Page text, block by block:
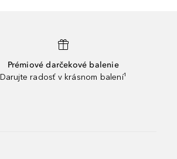
Prémiové darčekové balenie
Darujte radosť v krásnom balení¹